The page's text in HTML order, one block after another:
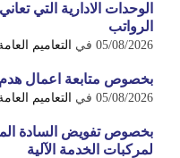
الوحدات الادارية التي
الرواتب
05/08/2026 في التعاميم
بخصوص متابعة اعمال هدم
05/08/2026 في التعاميم
بخصوص تفويض السادة
لمركبات الخدمة الآلية